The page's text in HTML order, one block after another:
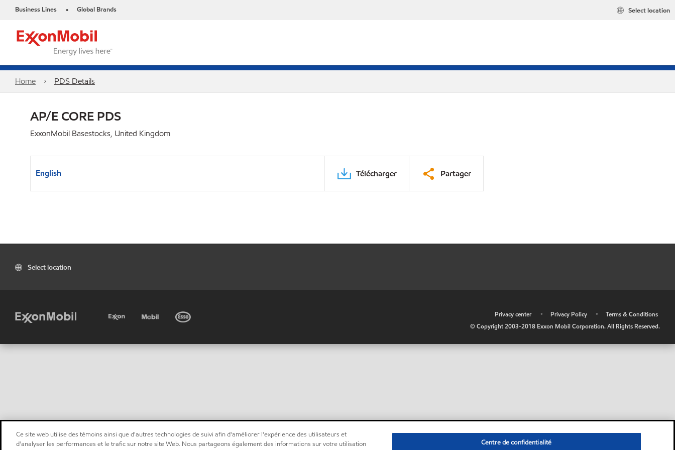
Business Lines • Global Brands Select location
Home PDS Details
AP/E CORE PDS
ExxonMobil Basestocks, United Kingdom
English Télécharger Partager
Select location
Privacy center • Privacy Policy •
Terms & Conditions
© Copyright 2003-2018 Exxon Mobil Corporation. All Rights Reserved.
Ce site web utilise des témoins ainsi que d'autres technologies de suivi afin d'améliorer l'expérience des utilisateurs et
d'analyser les performances et le trafic sur notre site Web. Nous partageons également des informations sur votre utilisation
Centre de confidentialité